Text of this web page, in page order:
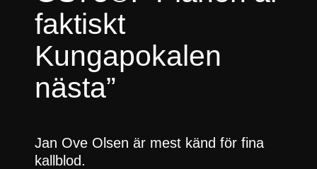
faktiskt
Kungapokalen
nästa”
Jan Ove Olsen är mest känd för fina
kallblod.